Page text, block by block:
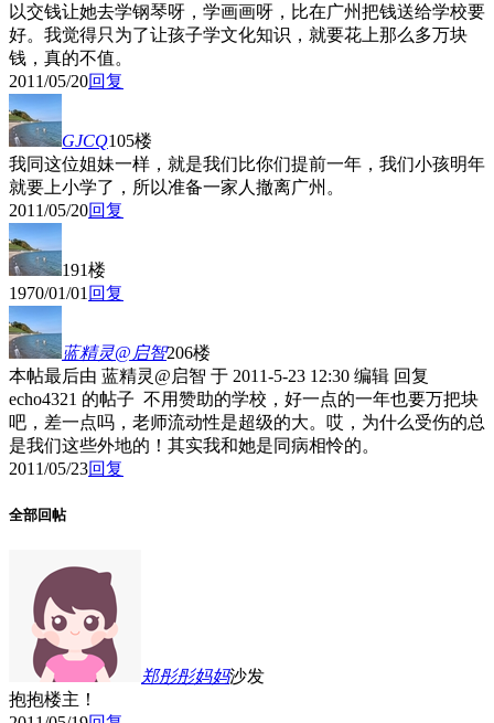
以交钱让她去学钢琴呀，学画画呀，比在广州把钱送给学校要
好。我觉得只为了让孩子学文化知识，就要花上那么多万块
钱，真的不值。
2011/05/20回复
GJCQ105楼
我同这位姐妹一样，就是我们比你们提前一年，我们小孩明年
就要上小学了，所以准备一家人撤离广州。
2011/05/20回复
191楼
1970/01/01 回复
蓝精灵@启智206楼
本帖最后由 蓝精灵@启智 于 2011-5-23 12:30 编辑 回复
echo4321 的帖子 不用赞助的学校，好一点的一年也要万把块
吧，差一点吗，老师流动性是超级的大。哎，为什么受伤的总
是我们这些外地的！其实我和她是同病相怜的。
2011/05/23回复
全部回帖
郑彤彤妈妈沙发
抱抱楼主！